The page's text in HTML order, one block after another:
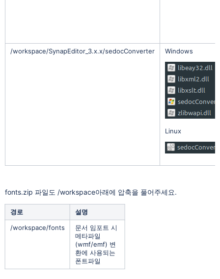
/workspace/SynapEditor_3.x.x/sedocConverter Windows
Linux
fonts.zip 파일도 /workspace아래에 압축을 풀어주세요.
경로
설명
/workspace/fonts
문서 임포트 시
메타파일
(wmf/emf) 변
환에 사용되는
폰트파일